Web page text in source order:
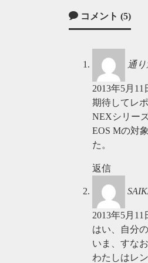
コメント (5)
通
2013年5月11
期待してレ
NEXシリー
EOS Mの対
た。
返信
2013年5月11
はい、自分
いま、すな
わたしはレ